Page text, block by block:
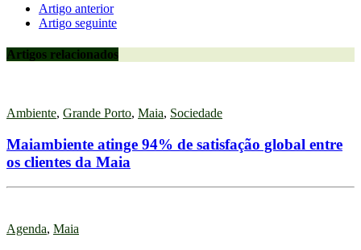
Artigo anterior
Artigo seguinte
Artigos relacionados
Ambiente, Grande Porto, Maia, Sociedade
Maiambiente atinge 94% de satisfação global entre
os clientes da Maia
Agenda, Maia